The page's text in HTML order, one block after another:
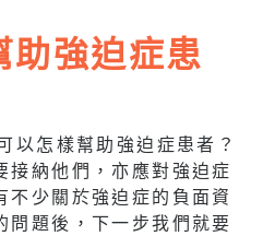
助強迫症患
以怎樣幫助強迫症患者？
接納他們，亦應對強迫症
不少關於強迫症的負面資
問題後，下一步我們就要